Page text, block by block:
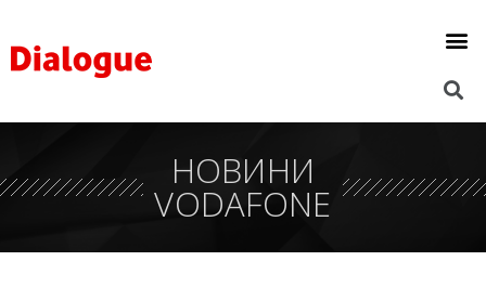
НОВИНИ
VODAFONE